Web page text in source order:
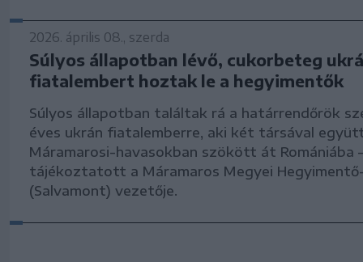
2026. április 08., szerda
Súlyos állapotban lévő, cukorbeteg
fiatalembert hoztak le a hegyimentők
Súlyos állapotban találtak rá a határrendőrök
éves ukrán fiatalemberre, aki két társával
Máramarosi-havasokban szökött át Romániába
tájékoztatott a Máramaros Megyei
(Salvamont) vezetője.